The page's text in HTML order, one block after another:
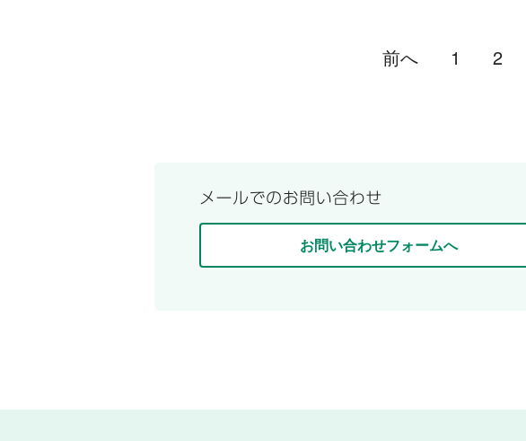
前へ 1 2
お問い合わせフォームへ